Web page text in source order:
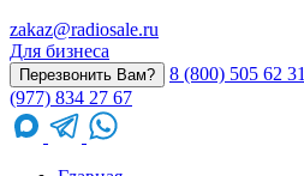
zakaz@radiosale.ru
Для бизнеса
Перезвонить Вам? 8 (800) 505 62 31
(977) 834 27 67